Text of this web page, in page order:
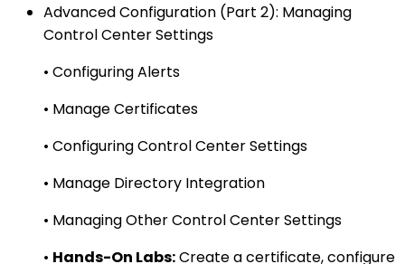
Advanced Configuration (Part 2): Managing
Control Center Settings
• Configuring Alerts
• Manage Certificates
• Configuring Control Center Settings
• Manage Directory Integration
• Managing Other Control Center Settings
• Hands-On Labs:Create a certificate, configure